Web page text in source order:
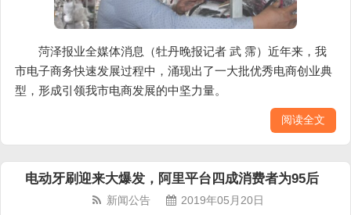
菏泽报业全媒体消息（牡丹晚报记者 武 霈）近年来，我
市电子商务快速发展过程中，涌现出了一大批优秀电商创业典
型，形成引领我市电商发展的中坚力量。
阅读全文
电动牙刷迎来大爆发，阿里平台四成消费者为95后
新闻公告 2019年05月20日